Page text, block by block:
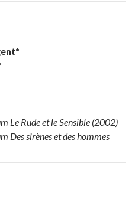
Le Rude et le Sensible (2002)
Des sirènes et des hommes